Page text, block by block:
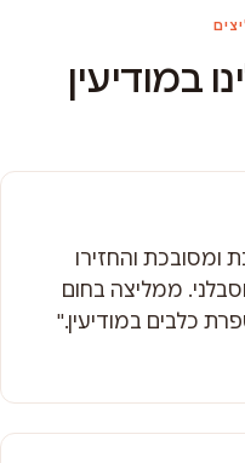
במודיעין
ומסובכת והחזירו
ממליצה בחום
כלבים במודיעין."